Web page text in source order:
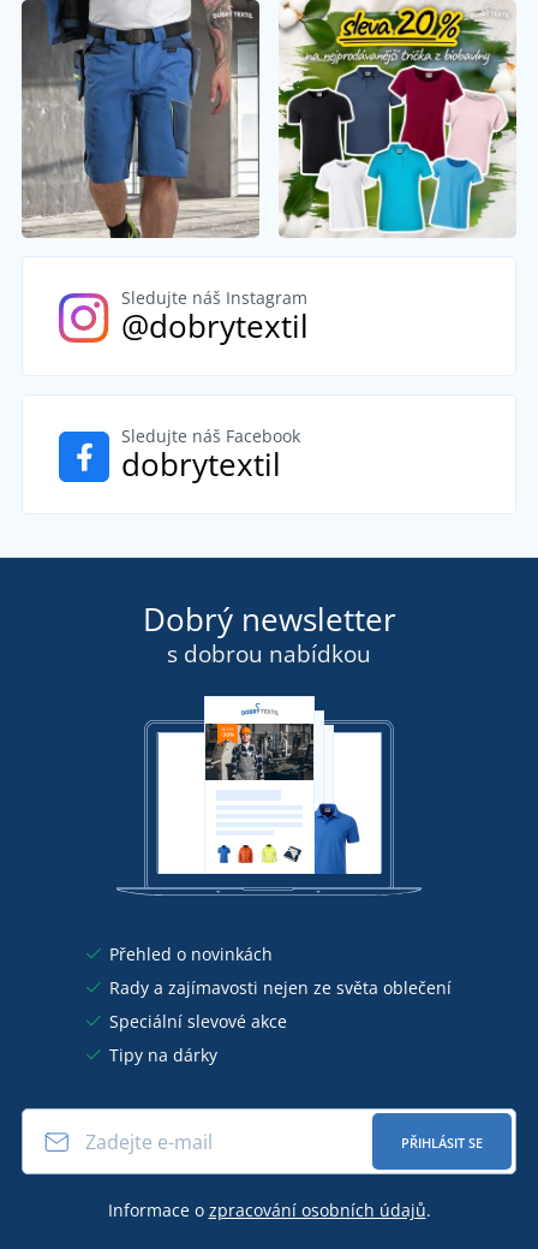
Sledujte náš Instagram
@dobrytextil
Sledujte náš Facebook
dobrytextil
Dobrý newsletter
s dobrou nabídkou
Přehled o novinkách
Rady a zajímavosti nejen ze světa oblečení
Speciální slevové akce
Tipy na dárky
PŘIHLÁSIT SE
Informace o zpracování osobních údajů.